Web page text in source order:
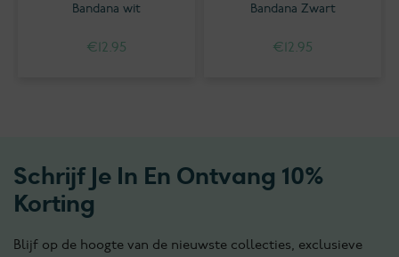
Bandana wit
€12.95
Bandana Zwart
€12.95
Schrijf Je In En Ontvang 10%
Korting
Blijf op de hoogte van de nieuwste collecties, exclusieve